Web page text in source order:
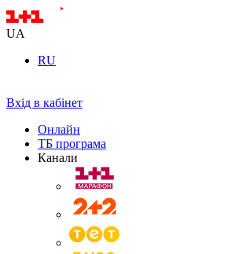
UA
RU
Вхід в кабінет
Онлайн
ТБ програма
Канали